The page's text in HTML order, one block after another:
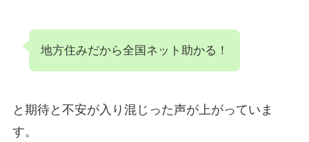
地方住みだから全国ネット助かる！
と期待と不安が入り混じった声が上がっていま
す。